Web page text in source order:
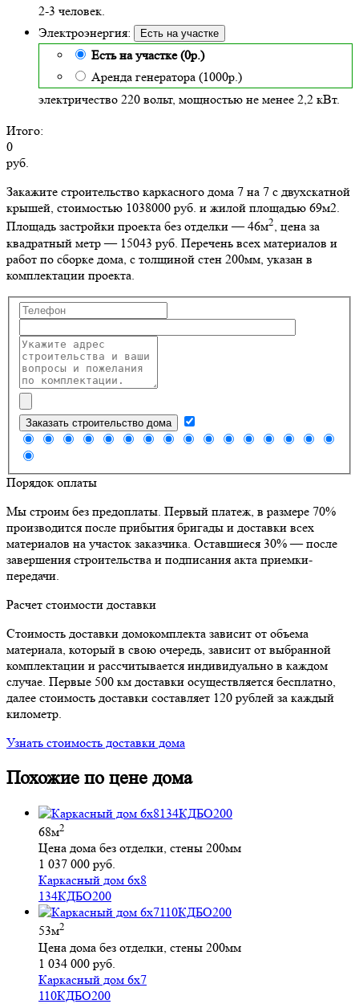
2-3 человек.
Электроэнергия:
Есть на участке
Есть на участке (0р.)
Аренда генератора (1000р.)
электричество 220 вольт, мощностью не менее 2,2 кВт.
Итого:
0
руб.
Закажите строительство каркасного дома 7 на 7 с двухскатной
крышей, стоимостью 1038000 руб. и жилой площадью 69м2.
Площадь застройки проекта без отделки — 46м2, цена за
квадратный метр — 15043 руб. Перечень всех материалов и
работ по сборке дома, с толщиной стен 200мм, указан в
комплектации проекта.
Заказать строительство дома
Порядок оплаты
Мы строим без предоплаты. Первый платеж, в размере 70%
производится после прибытия бригады и доставки всех
материалов на участок заказчика. Оставшиеся 30% — после
завершения строительства и подписания акта приемки-
передачи.
Расчет стоимости доставки
Стоимость доставки домокомплекта зависит от объема
материала, который в свою очередь, зависит от выбранной
комплектации и рассчитывается индивидуально в каждом
случае. Первые 500 км доставки осуществляется бесплатно,
далее стоимость доставки составляет 120 рублей за каждый
километр.
Узнать стоимость доставки дома
Похожие по цене дома
68м2
Цена дома без отделки, стены 200мм
1 037 000 руб.
Каркасный дом 6х8
134КДБО200
53м2
Цена дома без отделки, стены 200мм
1 034 000 руб.
Каркасный дом 6х7
110КДБО200